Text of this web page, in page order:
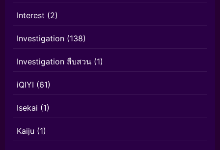
Interest (2)
Investigation (138)
Investigation สืบสวน (1)
iQIYI (61)
Isekai (1)
Kaiju (1)